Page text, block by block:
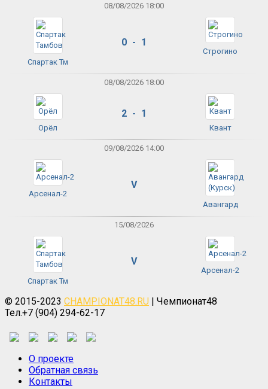
08/08/2026 18:00
Спартак Тм
0 - 1
Строгино
08/08/2026 18:00
Орёл
2 - 1
Квант
09/08/2026 14:00
Арсенал-2
V
Авангард
15/08/2026
Спартак Тм
V
Арсенал-2
© 2015-2023 CHAMPIONAT48.RU | Чемпионат48
Тел.+7 (904) 294-62-17
О проекте
Обратная связь
Контакты